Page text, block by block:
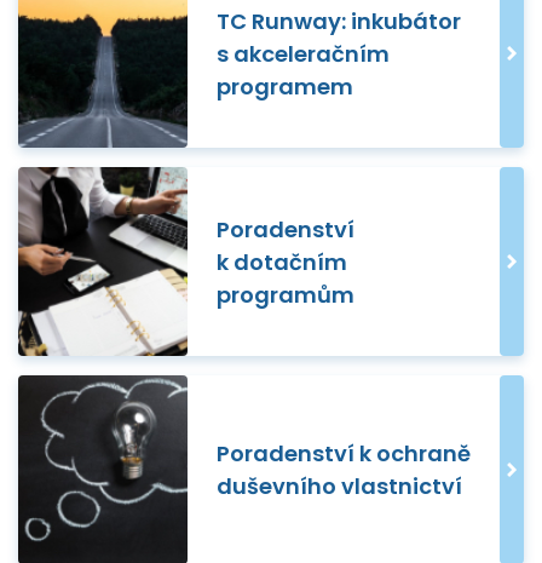
TC Runway: inkubátor
s akceleračním
programem
Poradenství
k dotačním
programům
Poradenství k ochraně
duševního vlastnictví